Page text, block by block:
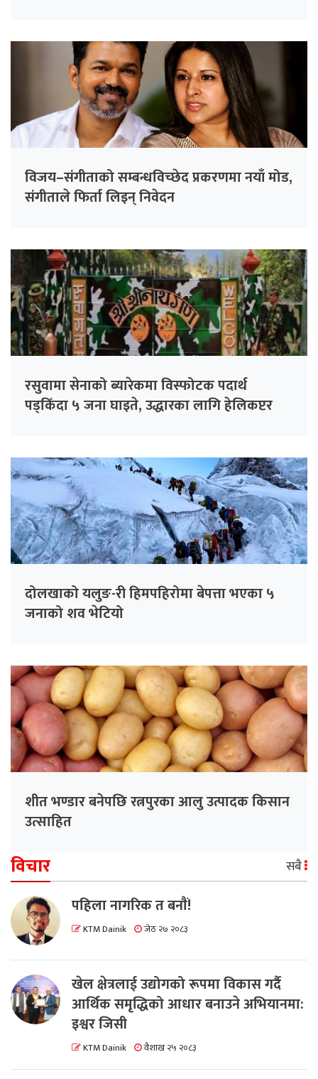
विजय–संगीताको सम्बन्धविच्छेद प्रकरणमा नयाँ मोड,
संगीता‍ले फिर्ता लिइन् निवेदन
रसुवामा सेनाको ब्यारेकमा विस्फोटक पदार्थ
पड्किँदा ५ जना घाइते, उद्धारका लागि हेलिकप्टर
दोलखाको यलुङ-री हिमपहिरोमा बेपत्ता भएका ५
जनाको शव भेटियो
शीत भण्डार बनेपछि रत्नपुरका आलु उत्पादक किसान
उत्साहित
विचार सबै
पहिला नागरिक त बनाैं!
KTM Dainik जेठ २७ २०८३
खेल क्षेत्रलाई उद्योगको रूपमा विकास गर्दै
आर्थिक समृद्धिको आधार बनाउने अभियानमा:
इश्वर जिसी
KTM Dainik वैशाख २५ २०८३